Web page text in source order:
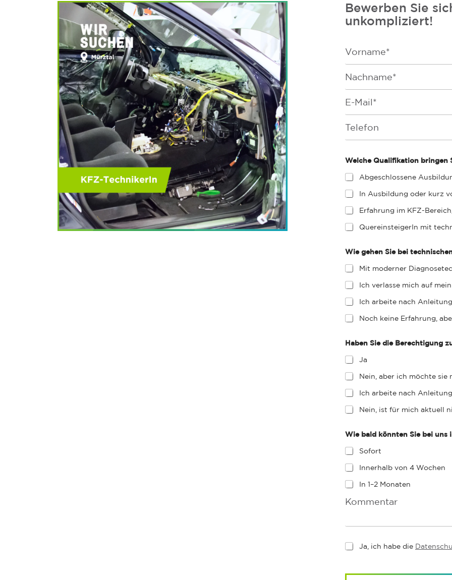
Bewerben Sie
unkompliziert!
i
r
s
t
N
a
a
m
i
l
y
N
*
m
a
i
*
o
e
Welche Qualifikation bringen
Abgeschlossene
In Ausbildung oder kurz
Erfahrung im KFZ-
QuereinsteigerIn mit
Wie gehen Sie bei
Mit moderner
Ich verlasse mich auf
Ich arbeite nach
Noch keine Erfahrung,
Haben Sie die Berechtigung
Ja
Nein, aber ich möchte sie
Ich arbeite nach
Nein, ist für mich aktuell
Wie bald könnten Sie bei uns
Sofort
Innerhalb von 4 Wochen
In 1–2 Monaten
o
n
t
m
Ja, ich habe die